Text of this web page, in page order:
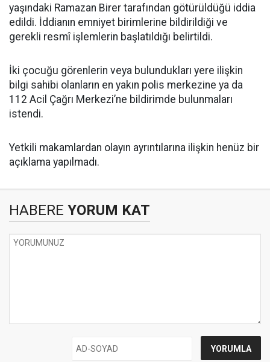
yaşındaki Ramazan Birer tarafından götürüldüğü iddia
edildi. İddianın emniyet birimlerine bildirildiği ve
gerekli resmî işlemlerin başlatıldığı belirtildi.
İki çocuğu görenlerin veya bulundukları yere ilişkin
bilgi sahibi olanların en yakın polis merkezine ya da
112 Acil Çağrı Merkezi’ne bildirimde bulunmaları
istendi.
Yetkili makamlardan olayın ayrıntılarına ilişkin henüz bir
açıklama yapılmadı.
HABERE YORUM KAT